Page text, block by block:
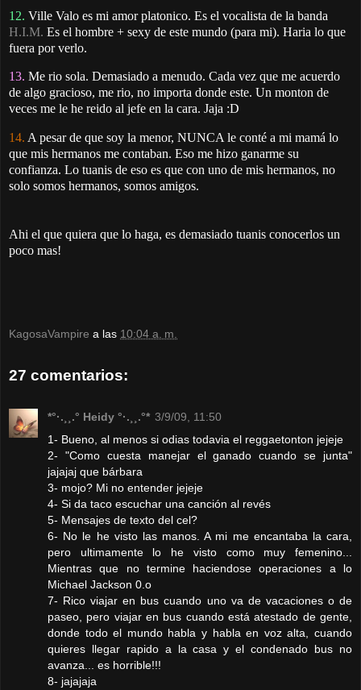
12. Ville Valo es mi amor platonico. Es el vocalista de la banda
H.I.M. Es el hombre + sexy de este mundo (para mi). Haria lo que
fuera por verlo.
13. Me rio sola. Demasiado a menudo. Cada vez que me acuerdo
de algo gracioso, me rio, no importa donde este. Un monton de
veces me le he reido al jefe en la cara. Jaja :D
14. A pesar de que soy la menor, NUNCA le conté a mi mamá lo
que mis hermanos me contaban. Eso me hizo ganarme su
confianza. Lo tuanis de eso es que con uno de mis hermanos, no
solo somos hermanos, somos amigos.
Ahi el que quiera que lo haga, es demasiado tuanis conocerlos un
poco mas!
KagosaVampire a las 10:04 a. m.
27 comentarios:
*°·.¸¸.° Heidy °·.¸¸.°* 3/9/09, 11:50
1- Bueno, al menos si odias todavia el reggaetonton jejeje
2- "Como cuesta manejar el ganado cuando se junta"
jajajaj que bárbara
3- mojo? Mi no entender jejeje
4- Si da taco escuchar una canción al revés
5- Mensajes de texto del cel?
6- No le he visto las manos. A mi me encantaba la cara,
pero ultimamente lo he visto como muy femenino...
Mientras que no termine haciendose operaciones a lo
Michael Jackson 0.o
7- Rico viajar en bus cuando uno va de vacaciones o de
paseo, pero viajar en bus cuando está atestado de gente,
donde todo el mundo habla y habla en voz alta, cuando
quieres llegar rapido a la casa y el condenado bus no
avanza... es horrible!!!
8- jajajaja